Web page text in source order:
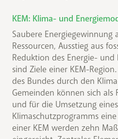
KEM: Klima- und
Saubere Energiegewinnung
Ressourcen, Ausstieg aus
Reduktion des Energie- und
sind Ziele einer KEM-
des Bundes durch den
Gemeinden können sich als
und für die Umsetzung eines
Klimaschutzprogramms
einer KEM werden zehn